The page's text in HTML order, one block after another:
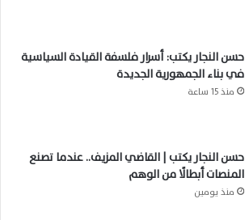
حسن النجار يكتب: أسرار فلسفة القيادة السياسية
في بناء الجمهورية الجديدة
منذ 15 ساعة
حسن النجار يكتب | القاضي المزيف.. عندما تصنع
المنصات أبطالًا من الوهم
منذ يومين